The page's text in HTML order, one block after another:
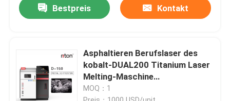
Bestpreis Kontakt
Asphaltieren Berufslaser des
kobalt-DUAL200 Titanium Laser
Melting-Maschine
Dia.150mm*100mm des
MOQ：1